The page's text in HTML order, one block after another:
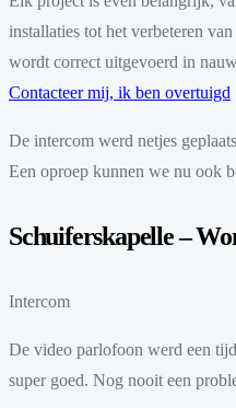
installaties tot het verbeteren
wordt correct uitgevoerd in
Contacteer mij, ik ben overtuigd
De intercom werd netjes
Een oproep kunnen we nu ook
Schuiferskapelle –
Intercom
De video parlofoon werd een
super goed. Nog nooit een